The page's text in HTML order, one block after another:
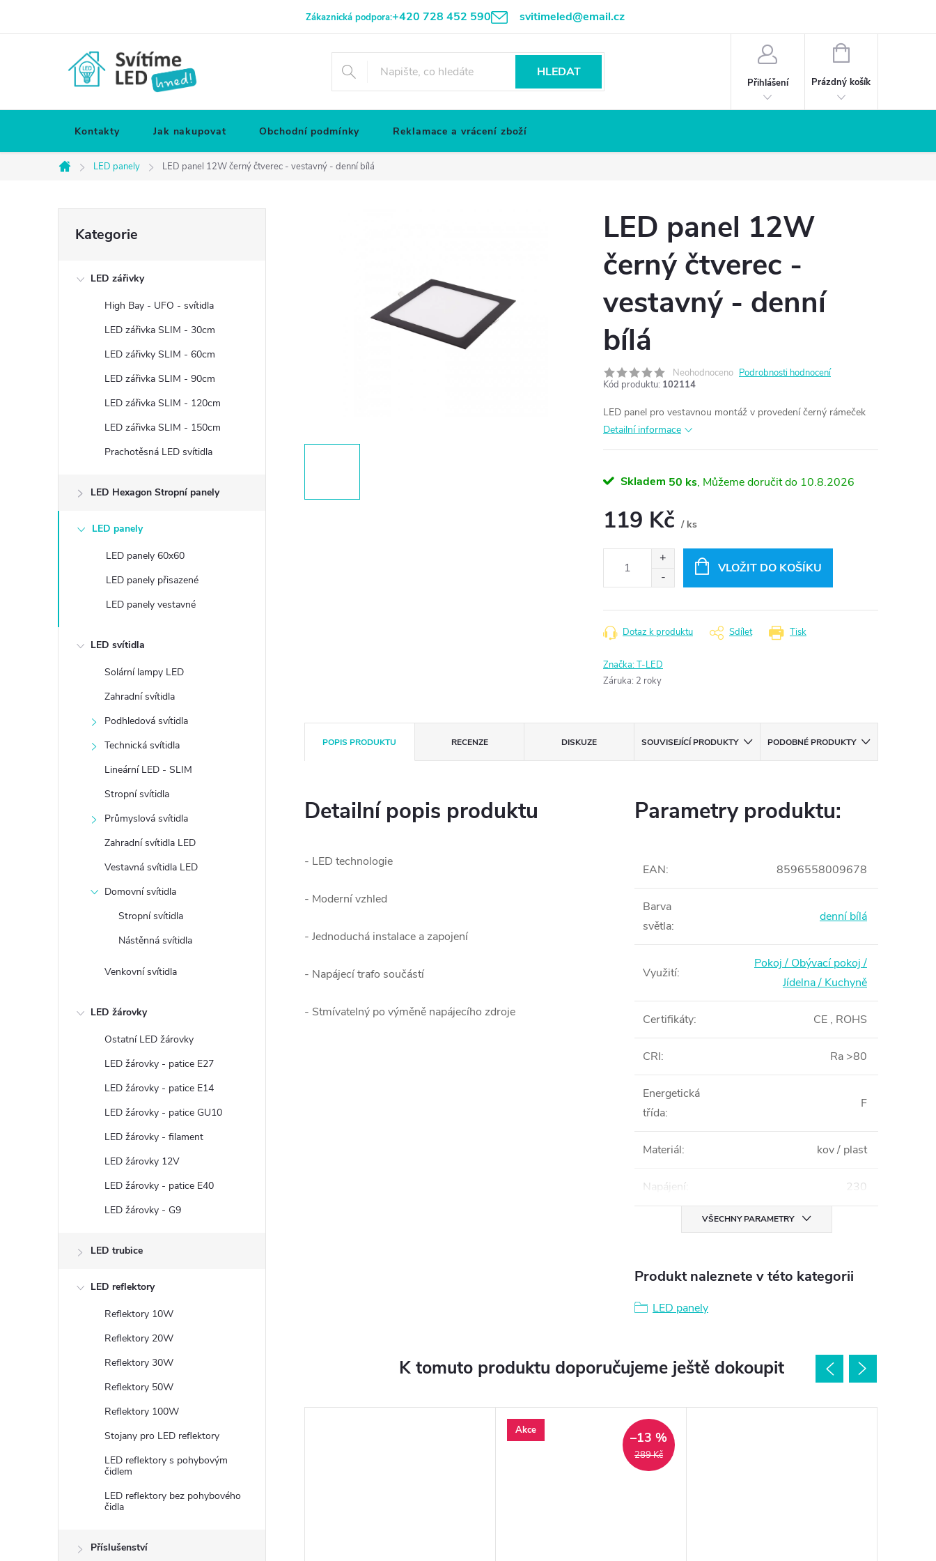
Zákaznická podpora:+420 728 452 590 svitimeled@email.cz
HLEDAT
Přihlášení
NÁKUPNÍ
Prázdný košík
Kontakty Jak nakupovat Obchodní podmínky Reklamace a vrácení zboží
Domů
LED panely LED panel 12W černý čtverec - vestavný - denní bílá
í
kategorie
Kategorie
LED zářivky
High Bay - UFO - svítidla
LED zářivka SLIM - 30cm
LED zářivky SLIM - 60cm
LED zářivka SLIM - 90cm
LED zářivka SLIM - 120cm
LED zářivka SLIM - 150cm
Prachotěsná LED svítidla
LED Hexagon Stropní panely
LED panely
LED panely 60x60
LED panely přisazené
LED panely vestavné
LED svítidla
Solární lampy LED
Zahradní svítidla
Podhledová svítidla
Technická svítidla
Lineární LED - SLIM
Stropní svítidla
Průmyslová svítidla
Zahradní svítidla LED
Vestavná svítidla LED
Domovní svítidla
Stropní svítidla
Nástěnná svítidla
Venkovní svítidla
LED žárovky
Ostatní LED žárovky
LED žárovky - patice E27
LED žárovky - patice E14
LED žárovky - patice GU10
LED žárovky - filament
LED žárovky 12V
LED žárovky - patice E40
LED žárovky - G9
LED trubice
LED reflektory
Reflektory 10W
Reflektory 20W
Reflektory 30W
Reflektory 50W
Reflektory 100W
Stojany pro LED reflektory
LED reflektory s pohybovým
čidlem
LED reflektory bez pohybového
čidla
Příslušenství
LED panel 12W
černý čtverec -
vestavný - denní
bílá
Neohodnoceno Podrobnosti hodnocení
Kód produktu: 102114
LED panel pro vestavnou montáž v provedení černý rámeček
Detailní informace
Skladem 50 ks 10.8.2026
119 Kč / ks
VLOŽIT DO KOŠÍKU
Tisk
Dotaz k produktu Sdílet
Značka:T-LED
Záruka: 2 roky
POPIS PRODUKTU RECENZE DISKUZE SOUVISEJÍCÍ PRODUKTY PODOBNÉ PRODUKTY
Detailní popis produktu
- LED technologie
- Moderní vzhled
- Jednoduchá instalace a zapojení
- Napájecí trafo součástí
- Stmívatelný po výměně napájecího zdroje
Parametry produktu:
EAN: 8596558009678
Barva
světla:
denní bílá
Využití:
Pokoj / Obývací pokoj /
Jídelna / Kuchyně
Certifikáty: CE , ROHS
CRI: Ra >80
Energetická
třída:
F
Materiál: kov / plast
Napájení: 230
VŠECHNY PARAMETRY
Produkt naleznete v této kategorii
LED panely
K tomuto produktu doporučujeme ještě dokoupit
Akce
289 Kč
–13 %